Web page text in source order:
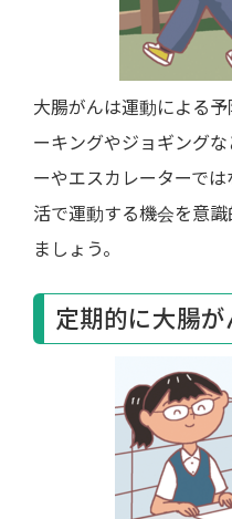
大腸がんは運動による
ーキングやジョギング
ーやエスカレーターで
活で運動する機会を意
ましょう。
定期的に大腸